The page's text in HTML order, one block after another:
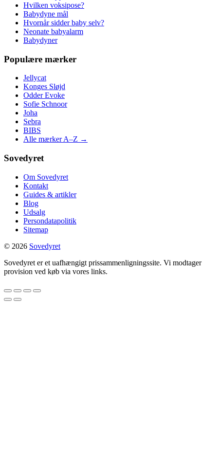
Hvilken voksipose?
Babydyne mål
Hvornår sidder baby selv?
Neonate babyalarm
Babydyner
Populære mærker
Jellycat
Konges Sløjd
Odder Evoke
Sofie Schnoor
Joha
Sebra
BIBS
Alle mærker A–Z →
Sovedyret
Om Sovedyret
Kontakt
Guides & artikler
Blog
Udsalg
Persondatapolitik
Sitemap
© 2026 Sovedyret
Sovedyret er et uafhængigt prissammenligningssite. Vi modtager
provision ved køb via vores links.